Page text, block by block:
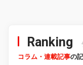
Ranking
コラム・連載記事の